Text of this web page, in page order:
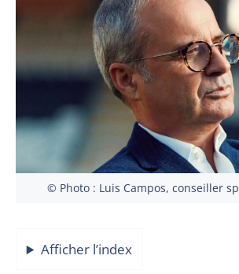
© Photo : Luis Campos, conseiller
Afficher l’index